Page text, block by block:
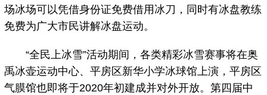
场冰场可以凭借身份证免费借用冰刀，同时有冰盘教练
免费为广大市民讲解冰盘运动。
“全民上冰雪”活动期间，各类精彩冰雪赛事将在奥
禹冰壶运动中心、平房区新华小学冰球馆上演，平房区
气膜馆也即将于2020年初建成并对外开放。第四届中